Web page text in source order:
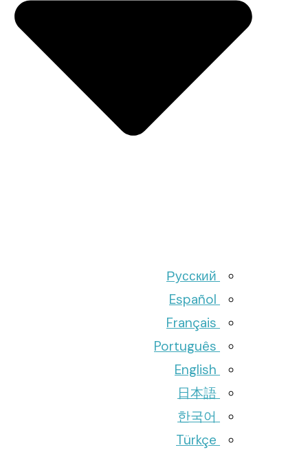
Русский
Español
Français
Português
English
日本語
한국어
Türkçe